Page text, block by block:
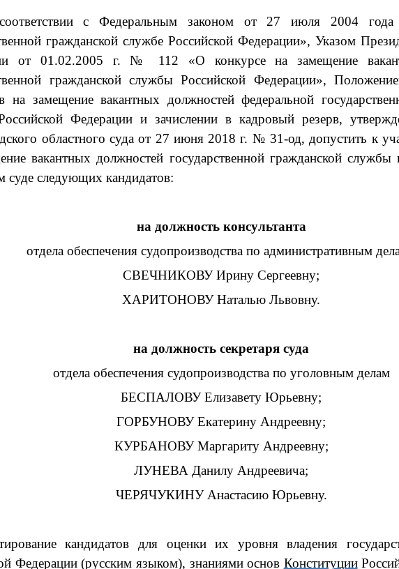
сФедеральным законом от 27 июля 2004
гражданской службе Российской Федерации», Указом
от 01.02.2005 г. № 112 «О конкурсе на замещение
гражданской службы Российской Федерации»,
на замещение вакантных должностей федеральной
Федерации и зачислении в кадровый резерв,
областного суда от 27 июня 2018 г. № 31-од, допустить к
вакантных должностей государственной гражданской службы
суде следующих кандидатов:
на должность консультанта
отдела обеспечения судопроизводства по административным
СВЕЧНИКОВУ Ирину Сергеевну;
ХАРИТОНОВУ Наталью Львовну.
на должность секретаря суда
отдела обеспечения судопроизводства по уголовным делам
БЕСПАЛОВУ Елизавету Юрьевну;
ГОРБУНОВУ Екатерину Андреевну;
КУРБАНОВУ Маргариту Андреевну;
ЛУНЕВА Данилу Андреевича;
ЧЕРЯЧУКИНУ Анастасию Юрьевну.
кандидатов для оценки их уровня владения
Федерации (русским языком), знаниями основ Конституции